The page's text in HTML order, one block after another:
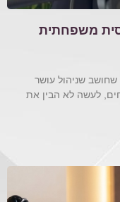
משפחתית
שניהול עושר
לעשה לא הבין את